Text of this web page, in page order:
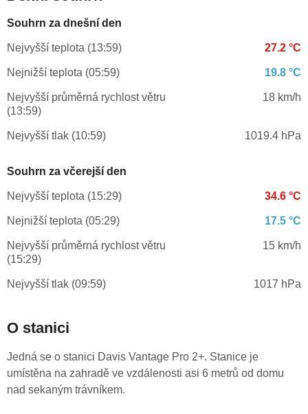
Souhrn za dnešní den
Nejvyšší teplota (13:59) 27.2 °C
Nejnižší teplota (05:59) 19.8 °C
Nejvyšší průměrná rychlost větru
(13:59)
18 km/h
Nejvyšší tlak (10:59) 1019.4 hPa
Souhrn za včerejší den
Nejvyšší teplota (15:29) 34.6 °C
Nejnižší teplota (05:29) 17.5 °C
Nejvyšší průměrná rychlost větru
(15:29)
15 km/h
Nejvyšší tlak (09:59) 1017 hPa
O stanici
Jedná se o stanici Davis Vantage Pro 2+. Stanice je
umístěna na zahradě ve vzdálenosti asi 6 metrů od domu
nad sekaným trávníkem.